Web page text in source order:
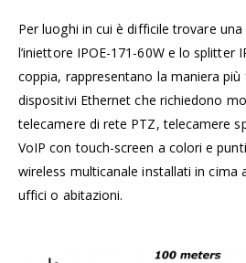
Per luoghi in cui è difficile trovare
l’iniettore IPOE-171-60W e lo splitter
coppia, rappresentano la maniera
dispositivi Ethernetche richiedono
telecamere di rete PTZ, telecamere
VoIP con touch-screen a colori e
wireless multicanale installati in cima
uffici o abitazioni.